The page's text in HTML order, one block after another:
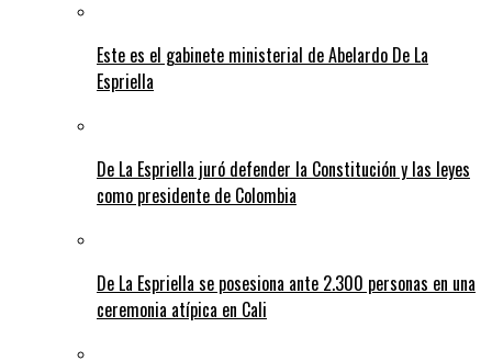
Este es el gabinete ministerial de Abelardo De La
Espriella
De La Espriella juró defender la Constitución y las leyes
como presidente de Colombia
De La Espriella se posesiona ante 2.300 personas en una
ceremonia atípica en Cali